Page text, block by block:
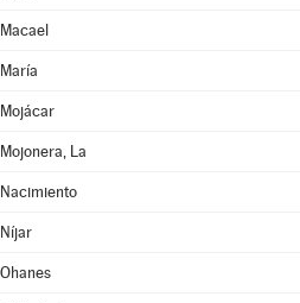
Macael
María
Mojácar
Mojonera, La
Nacimiento
Níjar
Ohanes